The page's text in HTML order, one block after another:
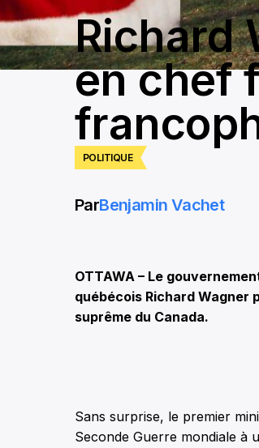
POLITIQUE
Richard
en chef
ParBenjamin Vachet
OTTAWA – Le
québécois Richard Wagner
suprême du Canada.
Sans surprise, le premier
Seconde Guerre mondiale à